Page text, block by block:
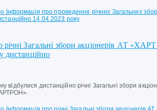
Інформація про проведення річних Загальних
14.04.2023 року
річні Загальні збори акціонерів АТ
дистанційно
відбулися дистанційно річні Загальні збори